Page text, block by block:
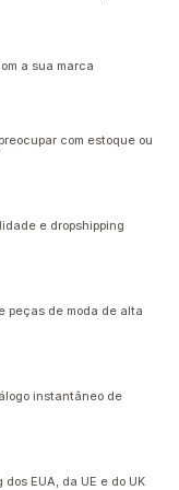
a sua marca
com estoque ou
e dropshipping
peças de moda de alta
instantâneo de
EUA, da UE e do UK